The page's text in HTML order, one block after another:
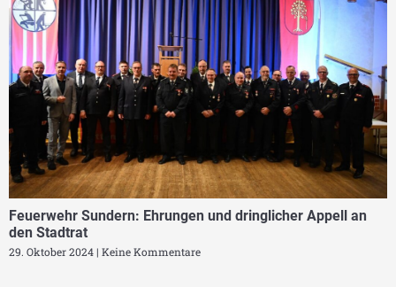
Feuerwehr Sundern: Ehrungen und dringlicher Appell an
den Stadtrat
29. Oktober 2024 Keine Kommentare